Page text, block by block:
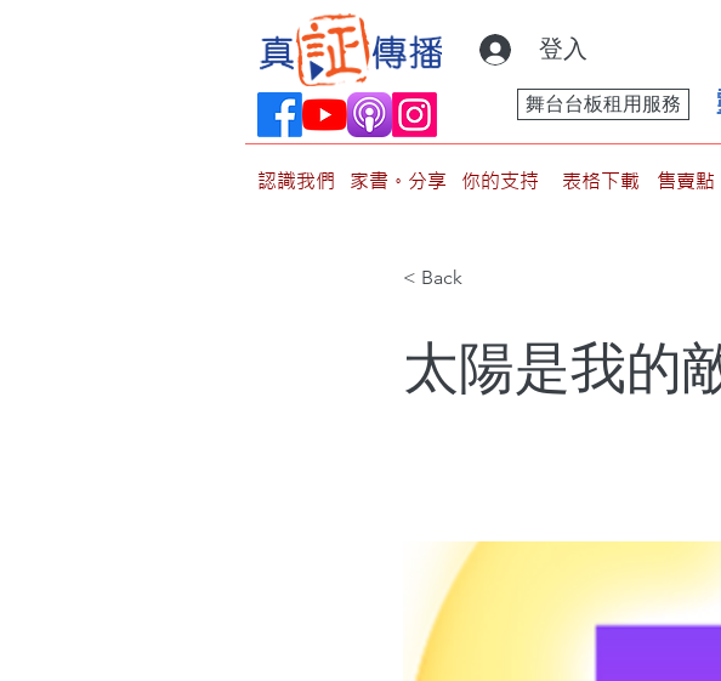
登入
舞台台板租用服務
認識我們 家書。分享 你的支持 表格下載 售賣點
< Back
太陽是我的